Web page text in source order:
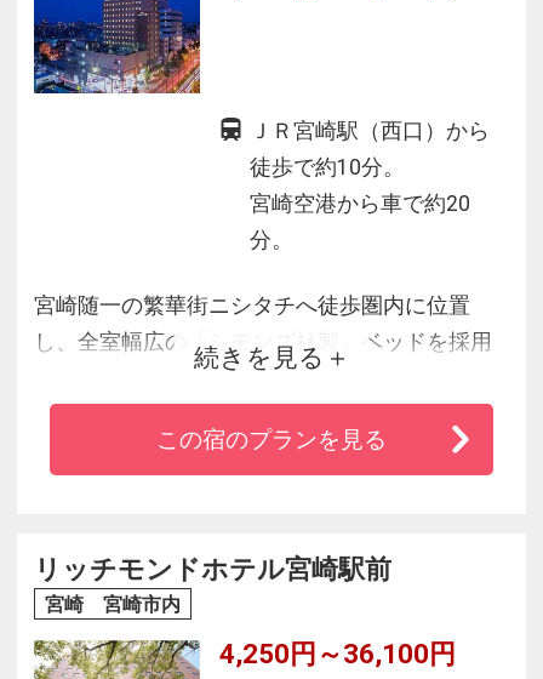
ＪＲ宮崎駅（西口）から
徒歩で約10分。
宮崎空港から車で約20
分。
宮崎随一の繁華街ニシタチへ徒歩圏内に位置
し、全室幅広の「シモンズ社製」ベッドを採用
したシングルルームを中心に、ツイン、ダブ
ル、デラックス、スィートとあらゆるニーズに
対応します。
禁煙ルームもご用意しているほか、各部屋すべ
てズボンプレッサー・加湿空気清浄機を完備し
続きを見る
この宿のプランを見る
リッチモンドホテル宮崎駅前
宮崎 宮崎市内
4,250円～36,100円